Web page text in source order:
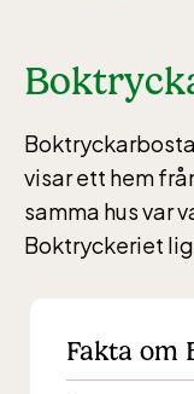
visar ett hem
samma hus var
Boktryckeriet
Fakta om